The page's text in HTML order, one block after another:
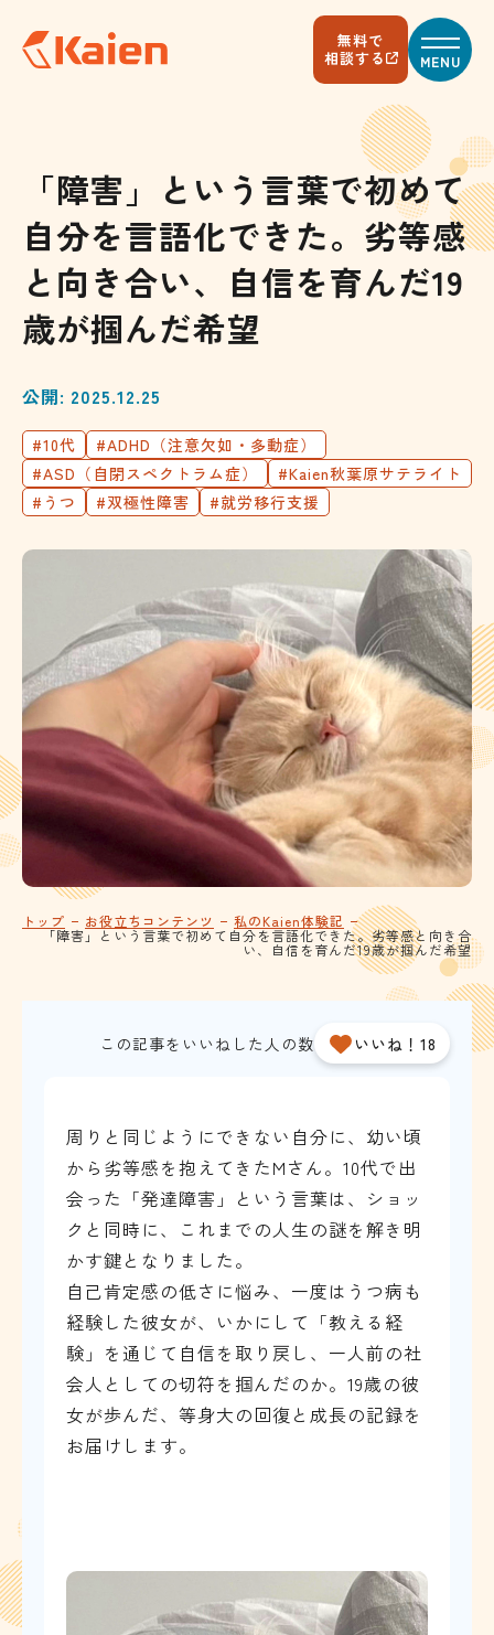
無料で
相談する
MENU
「障害」という言葉で初めて
自分を言語化できた。劣等感
と向き合い、自信を育んだ19
歳が掴んだ希望
公開: 2025.12.25
#10代
#ADHD（注意欠如・多動症）
#ASD（自閉スペクトラム症）
#Kaien秋葉原サテライト
#うつ
#双極性障害 #就労移行支援
トップ お役立ちコンテンツ 私のKaien体験記
「障害」という言葉で初めて自分を言語化できた。劣等感と向き合
い、自信を育んだ19歳が掴んだ希望
この記事をいいねした人の数 いいね！18
周りと同じようにできない自分に、幼い頃
から劣等感を抱えてきたMさん。10代で出
会った「発達障害」という言葉は、ショッ
クと同時に、これまでの人生の謎を解き明
かす鍵となりました。
自己肯定感の低さに悩み、一度はうつ病も
経験した彼女が、いかにして「教える経
験」を通じて自信を取り戻し、一人前の社
会人としての切符を掴んだのか。19歳の彼
女が歩んだ、等身大の回復と成長の記録を
お届けします。